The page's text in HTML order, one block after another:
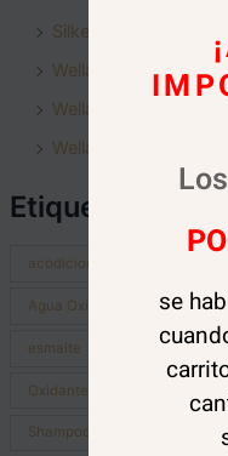
Silkey
Wella - Color Perfect
Wella - Color touch
Wella - Illumina Color
Etiquetas del
acodicionador
Agua Oxigenada
esmalte especial
Oxidante
Shampoo
se